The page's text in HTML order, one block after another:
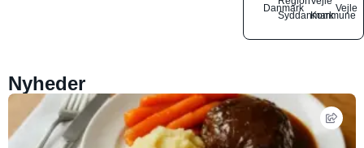
Danmark
SyddanmarkKommune
Vejle
Nyheder